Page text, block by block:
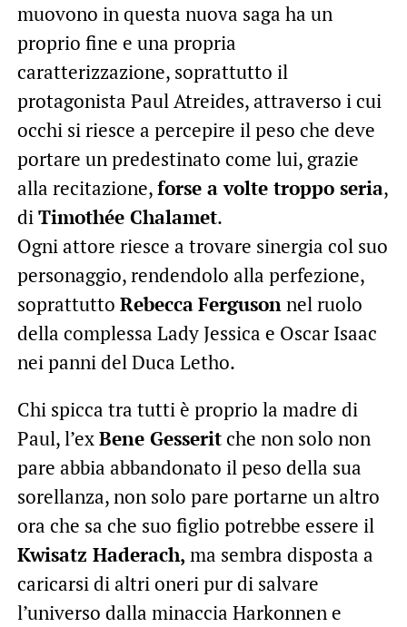
muovono in questa nuova saga ha un
proprio fine e una propria
caratterizzazione, soprattutto il
protagonista Paul Atreides, attraverso i cui
occhi si riesce a percepire il peso che deve
portare un predestinato come lui, grazie
alla recitazione,forse a volte troppo seria,
diTimothée Chalamet.
Ogni attore riesce a trovare sinergia col suo
personaggio, rendendolo alla perfezione,
soprattutto RebeccaFergusonnel ruolo
della complessa Lady Jessica e Oscar Isaac
nei panni del Duca Letho.
Chi spicca tra tutti è proprio la madre di
Paul, l’exBene Gesseritche non solo non
pare abbia abbandonato il peso della sua
sorellanza, non solo pare portarne un altro
ora che sa che suo figlio potrebbe essere il
Kwisatz Haderach, ma sembra disposta a
caricarsi di altri oneri pur di salvare
l’universo dalla minaccia Harkonnen e